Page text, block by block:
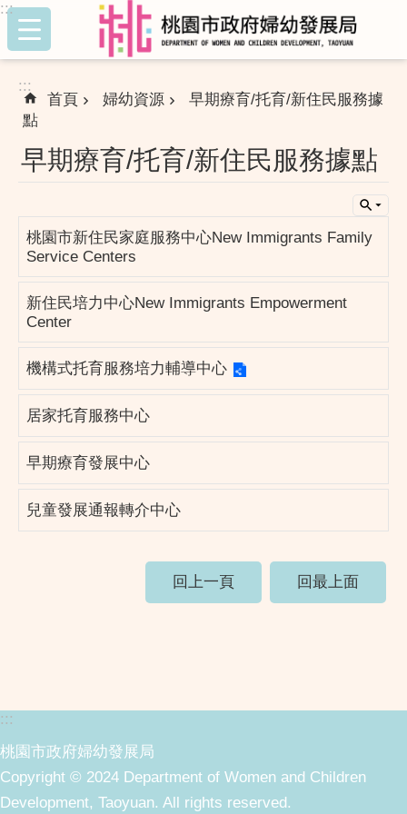
跳到主要內容區塊
:::
:::
首頁 婦幼資源
早期療育/托育/新住民服務據
點
早期療育/托育/新住民服務據點
桃園市新住民家庭服務中心New Immigrants Family
Service Centers
新住民培力中心New Immigrants Empowerment
Center
機構式托育服務培力輔導中心
居家托育服務中心
早期療育發展中心
兒童發展通報轉介中心
回上一頁 回最上面
:::
桃園市政府婦幼發展局
Copyright © 2024 Department of Women and Children
Development, Taoyuan. All rights reserved.